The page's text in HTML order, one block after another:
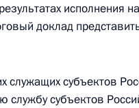
Федерации
№ 268-ФЗ
исполнения
доклад
служащих субъектов
службу субъектов